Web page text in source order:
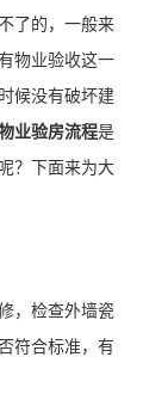
了的，一般来
物业验收这一
候没有破坏建
业验房流程是
？下面来为大
，检查外墙瓷
符合标准，有